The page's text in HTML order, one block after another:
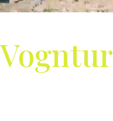
Vogntur